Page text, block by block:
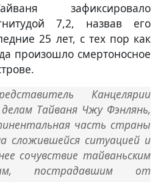
зафиксировало
7,2, назвав его
25 лет, с тех пор как
произошло смертоносное
Канцелярии
Тайваня Чжу Фэнлянь,
часть страны
сложившейся ситуацией и
сочувствие тайваньским
пострадавшим от